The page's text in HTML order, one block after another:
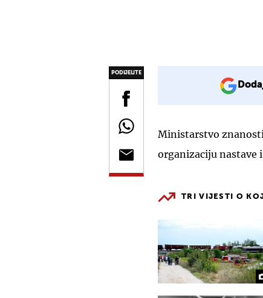
PODIJELITE
Ministarstvo
organizaciju nastave
TRI VIJESTI O